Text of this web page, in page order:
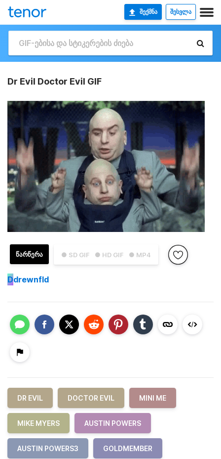
ᲨᲔᲥᲛᲜᲐ ᲨᲔᲡᲕᲚᲐ
Dr Evil Doctor Evil GIF
● SD GIF ● HD GIF ● MP4
ᲬᲐᲠᲬᲔᲠᲐ
Ddrewnfld
DR EVIL DOCTOR EVIL MINI ME
MIKE MYERS AUSTIN POWERS
AUSTIN POWERS3 GOLDMEMBER